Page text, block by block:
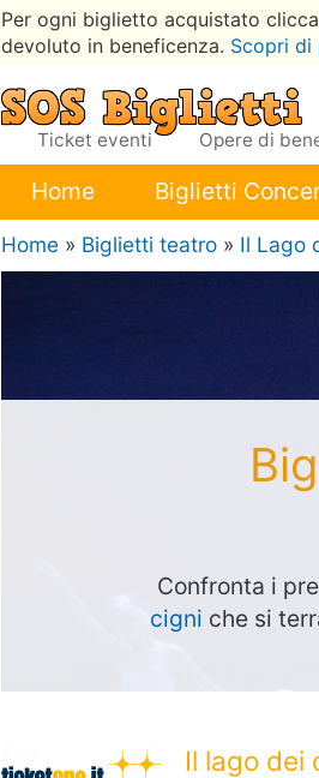
Per ogni biglietto acquistato
devoluto in beneficenza. Scopri di
Ticket eventi Opere di
Home Biglietti
Home » Biglietti teatro » Il Lago
Confronta i
cigni che si
Il lago dei